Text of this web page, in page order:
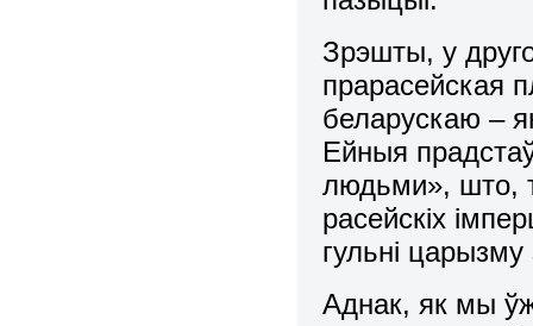
Зрэшты, у
прарасейская
беларускаю –
Ейныя
людьми», што,
расейскіх
гульні
Аднак, як мы